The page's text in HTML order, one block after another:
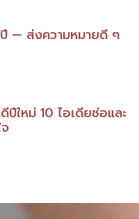
— ส่งความหมายดี ๆ
ใหม่ 10 ไอเดียช่อและ